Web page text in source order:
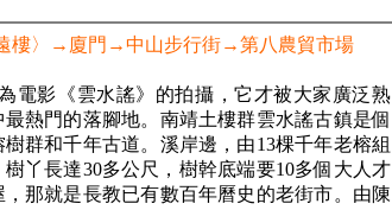
樓〉→廈門→中山步行街→第八農貿市場
電影《雲水謠》的拍攝，它才被大家廣泛熟
熱門的落腳地。南靖土樓群雲水謠古鎮是個
群和千年古道。溪岸邊，由13棵千年老榕組
丫長達30多公尺，樹幹底端要10多個大人才
那就是長教已有數百年曆史的老街市。由陳